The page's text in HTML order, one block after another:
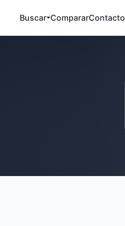
Buscar CompararContacto